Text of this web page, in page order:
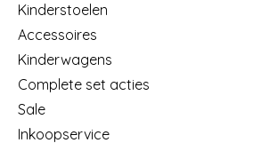
Kinderstoelen
Accessoires
Kinderwagens
Complete set acties
Sale
Inkoopservice